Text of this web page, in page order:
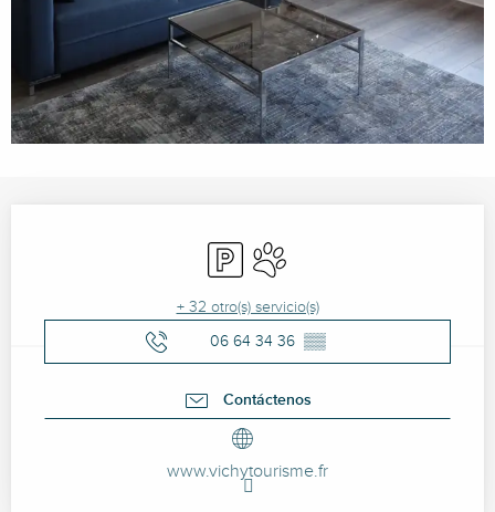
Aparcamiento
Se aceptan animales
+ 32 otro(s) servicio(s)
06 64 34 36 ▒▒
Contáctenos
www.vichytourisme.fr